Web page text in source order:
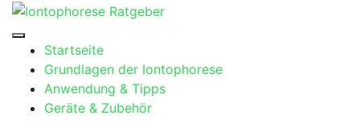
Skip
contentStartseite
Grundlagen der Iontophorese
Anwendung & Tipps
Geräte & Zubehör